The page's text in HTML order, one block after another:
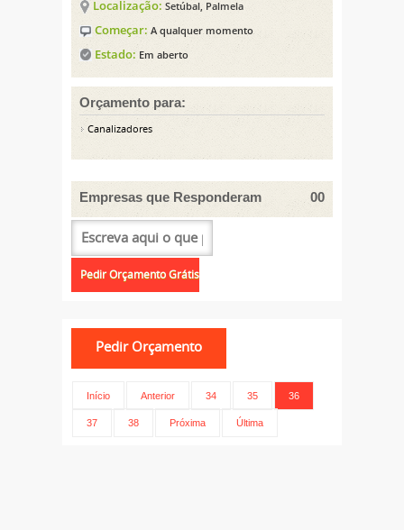
Localização: Setúbal, Palmela
Começar: A qualquer momento
Estado: Em aberto
Orçamento para:
Canalizadores
Empresas que Responderam 00
Início Anterior 34 35 36
37 38 Próxima Última